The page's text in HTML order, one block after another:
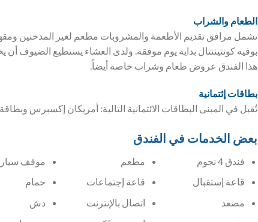
الطعام والشراب
تشمل مرافق تقديم الأطعمة والمشروبات مطعم لغير المدخنين
بوفيه كونتيننتال بداية يوم موفقة. ولدى العشاء يستطيع الضيوف أن
هذا الفندق عروض طعام وشراب خاصة أيضاً.
بطاقات إئتمانية
تُقبل في المبنى البطاقات الائتمانية التالية: أمريكان إكسبرس
بعض الخدمات في الفندق
فندق 4 نجوم
قاعة إستقبال
مصعد
مطعم
قاعة إجتماعات
اتصال بالإنترنت
موقف
حمام
دش